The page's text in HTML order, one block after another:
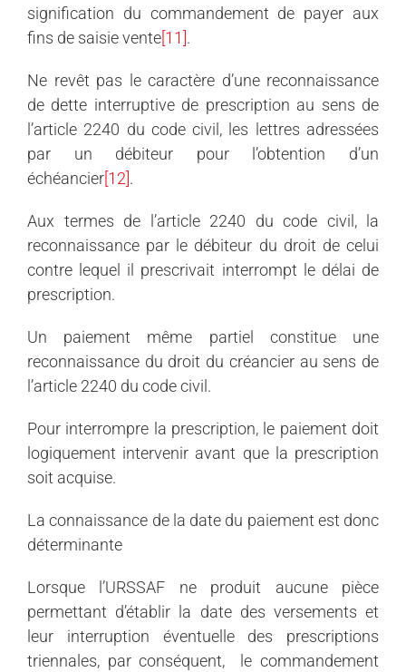
signification du commandement de payer aux
fins de saisie vente [11] .
Ne revêt pas le caractère d’une reconnaissance
de dette interruptive de prescription au sens de
l’article 2240 du code civil, les lettres adressées
par un débiteur pour l’obtention d’un
échéancier [12] .
Aux termes de l’article 2240 du code civil, la
reconnaissance par le débiteur du droit de celui
contre lequel il prescrivait interrompt le délai de
prescription.
Un paiement même partiel constitue une
reconnaissance du droit du créancier au sens de
l’article 2240 du code civil.
Pour interrompre la prescription, le paiement doit
logiquement intervenir avant que la prescription
soit acquise.
La connaissance de la date du paiement est donc
déterminante
Lorsque l’URSSAF ne produit aucune pièce
permettant d’établir la date des versements et
leur interruption éventuelle des prescriptions
triennales, par conséquent, le commandement